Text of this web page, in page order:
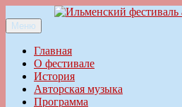
к
содержимому
Ильменский фестиваль авторской
Меню
Главная
О фестивале
История
Авторская музыка
Программа